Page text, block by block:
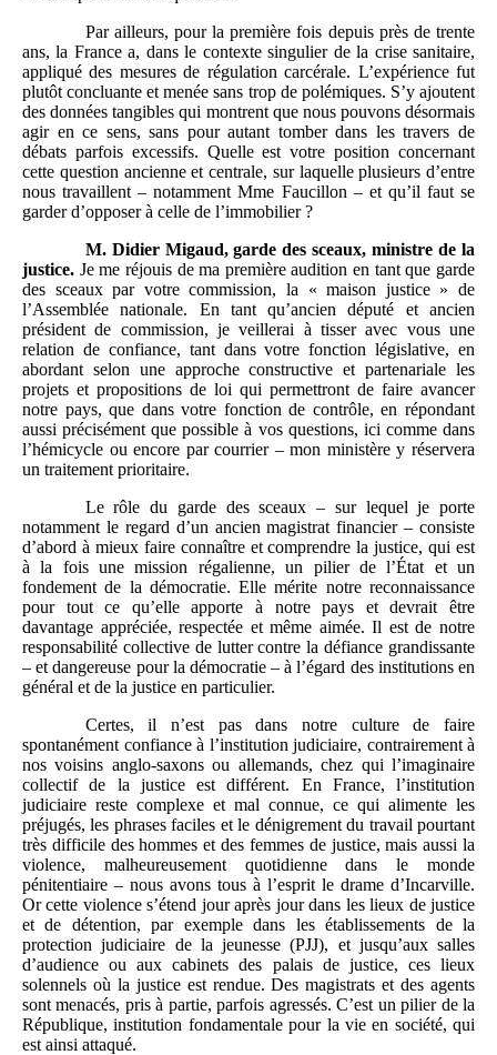
Par ailleurs, pour la première fois depuis près de trente
ans, la France a, dans le contexte singulier de la crise sanitaire,
appliqué des mesures de régulation carcérale. L’expérience fut
plutôt concluante et menée sans trop de polémiques. S’y ajoutent
des données tangibles qui montrent que nous pouvons désormais
agir en ce sens, sans pour autant tomber dans les travers de
débats parfois excessifs. Quelle est votre position concernant
cette question ancienne et centrale, sur laquelle plusieurs d’entre
nous travaillent – notamment Mme Faucillon – et qu’il faut se
garder d’opposer à celle de l’immobilier ?
M. Didier Migaud, garde des sceaux, ministre de la
justice. Je me réjouis de ma première audition en tant que garde
des sceaux par votre commission, la « maison justice » de
l’Assemblée nationale. En tant qu’ancien député et ancien
président de commission, je veillerai à tisser avec vous une
relation de confiance, tant dans votre fonction législative, en
abordant selon une approche constructive et partenariale les
projets et propositions de loi qui permettront de faire avancer
notre pays, que dans votre fonction de contrôle, en répondant
aussi précisément que possible à vos questions, ici comme dans
l’hémicycle ou encore par courrier – mon ministère y réservera
un traitement prioritaire.
Le rôle du garde des sceaux – sur lequel je porte
notamment le regard d’un ancien magistrat financier – consiste
d’abord à mieux faire connaître et comprendre la justice, qui est
à la fois une mission régalienne, un pilier de l’État et un
fondement de la démocratie. Elle mérite notre reconnaissance
pour tout ce qu’elle apporte à notre pays et devrait être
davantage appréciée, respectée et même aimée. Il est de notre
responsabilité collective de lutter contre la défiance grandissante
– et dangereuse pour la démocratie – à l’égard des institutions en
général et de la justice en particulier.
Certes, il n’est pas dans notre culture de faire
spontanément confiance à l’institution judiciaire, contrairement à
nos voisins anglo-saxons ou allemands, chez qui l’imaginaire
collectif de la justice est différent. En France, l’institution
judiciaire reste complexe et mal connue, ce qui alimente les
préjugés, les phrases faciles et le dénigrement du travail pourtant
très difficile des hommes et des femmes de justice, mais aussi la
violence, malheureusement quotidienne dans le monde
pénitentiaire – nous avons tous à l’esprit le drame d’Incarville.
Or cette violence s’étend jour après jour dans les lieux de justice
et de détention, par exemple dans les établissements de la
protection judiciaire de la jeunesse (PJJ), et jusqu’aux salles
d’audience ou aux cabinets des palais de justice, ces lieux
solennels où la justice est rendue. Des magistrats et des agents
sont menacés, pris à partie, parfois agressés. C’est un pilier de la
République, institution fondamentale pour la vie en société, qui
est ainsi attaqué.